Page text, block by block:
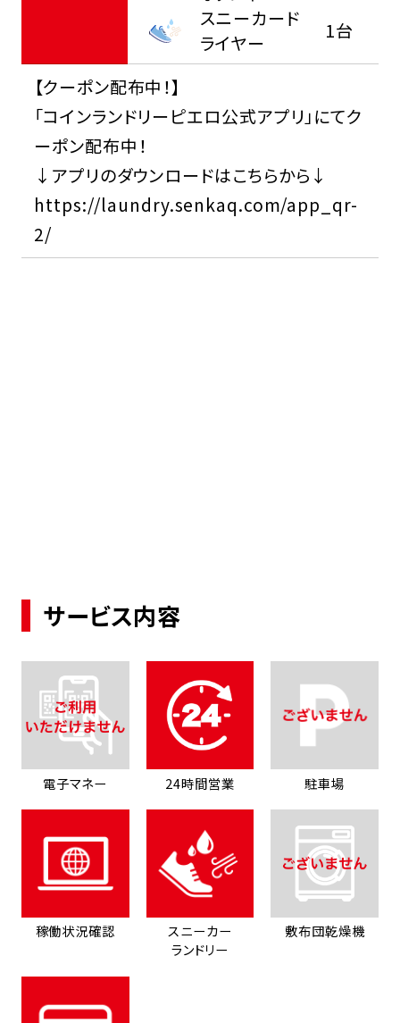
スニーカード
ライヤー
1台
【クーポン配布中！】
「コインランドリーピエロ公式アプリ」にてク
ーポン配布中！
↓アプリのダウンロードはこちらから↓
https://laundry.senkaq.com/app_qr-
2/
サービス内容
電子マネー 24時間営業 駐車場
稼働状況確認
スニーカー
ランドリー
敷布団乾燥機